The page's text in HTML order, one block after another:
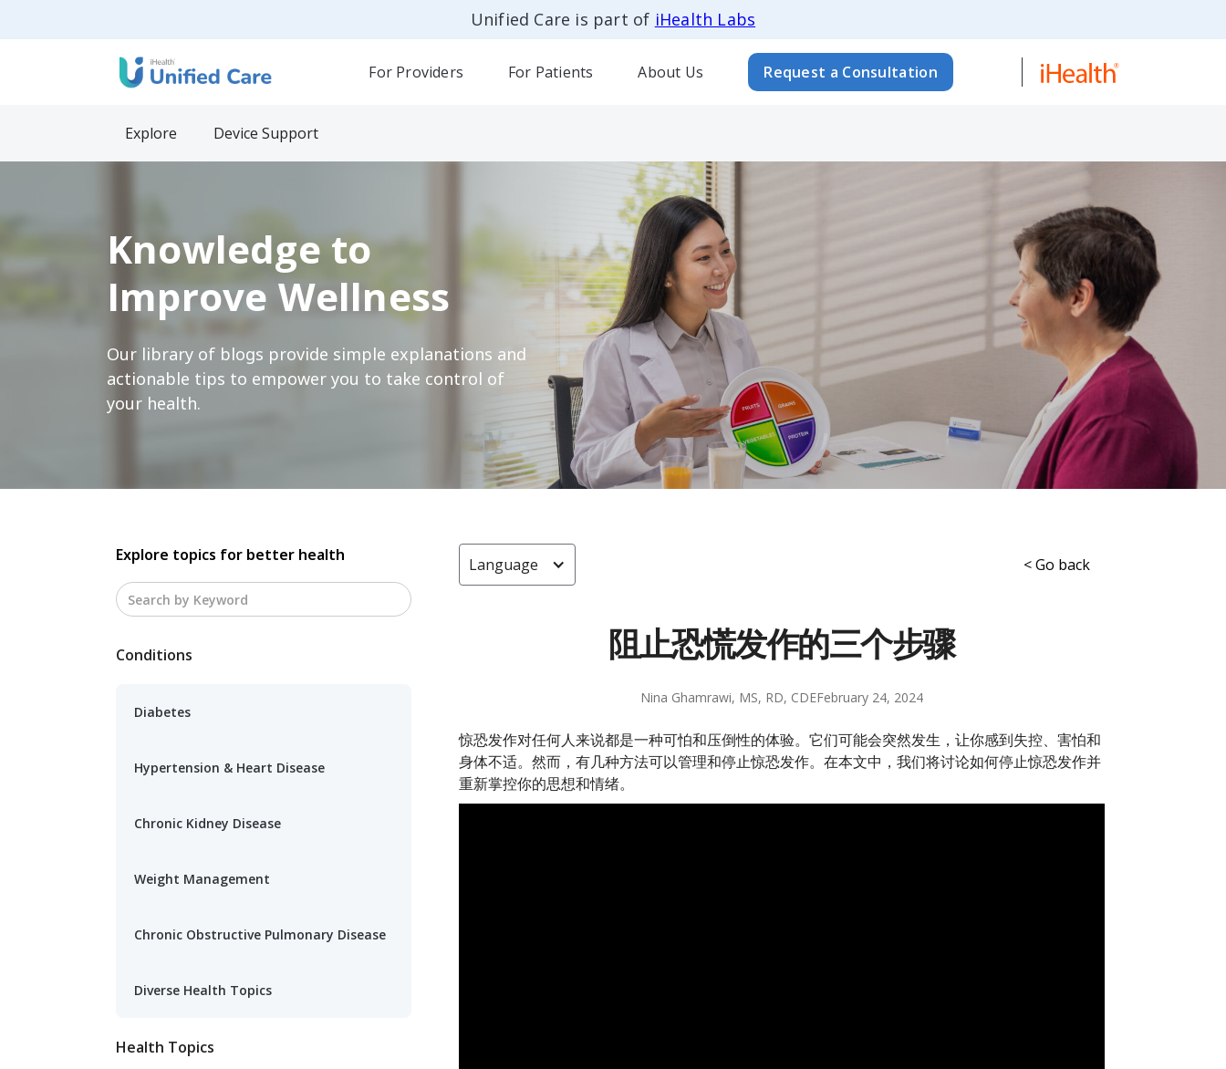
Unified Care is part of iHealth Labs
For Providers For Patients About Us Request a Consultation
Explore Device Support
Knowledge to
Improve Wellness
Our library of blogs provide simple explanations and
actionable tips to empower you to take control of
your health.
Explore topics for better health
Conditions
Diabetes
Hypertension & Heart Disease
Chronic Kidney Disease
Weight Management
Chronic Obstructive Pulmonary Disease
Diverse Health Topics
Health Topics
Language < Go back
阻止恐慌发作的三个步骤
Nina Ghamrawi, MS, RD, CDEFebruary 24, 2024
惊恐发作对任何人来说都是一种可怕和压倒性的体验。它们可能会突然发生，让你感到失控、害怕和
身体不适。然而，有几种方法可以管理和停止惊恐发作。在本文中，我们将讨论如何停止惊恐发作并
重新掌控你的思想和情绪。